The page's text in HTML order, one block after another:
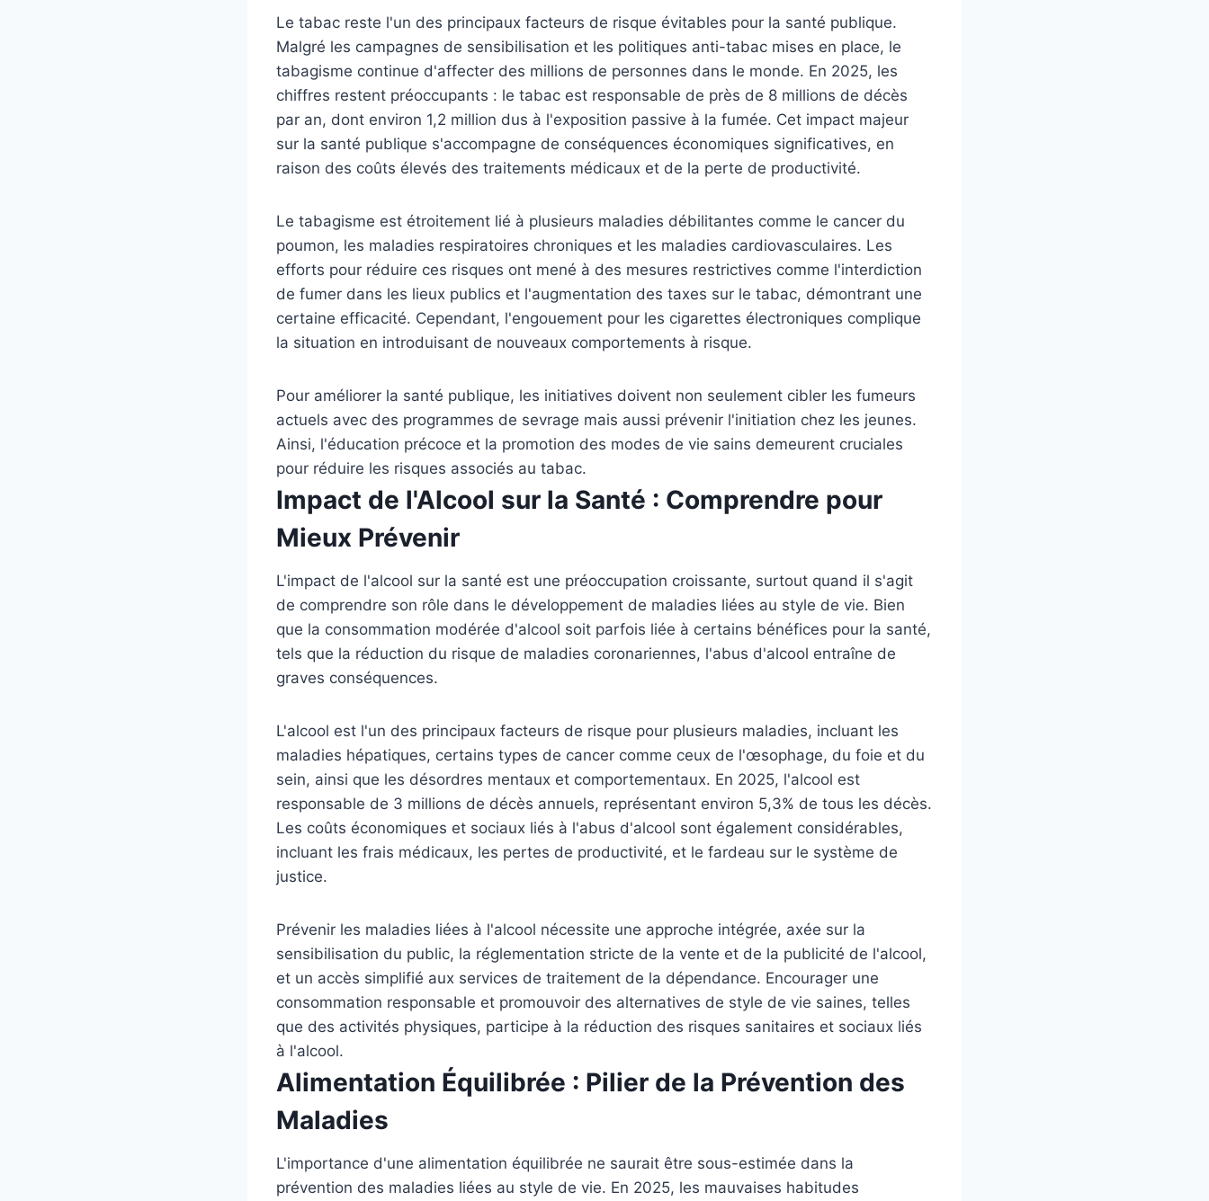
Le tabac reste l'un des principaux facteurs de risque évitables pour la santé publique.
Malgré les campagnes de sensibilisation et les politiques anti-tabac mises en place, le
tabagisme continue d'affecter des millions de personnes dans le monde. En 2025, les
chiffres restent préoccupants : le tabac est responsable de près de 8 millions de décès
par an, dont environ 1,2 million dus à l'exposition passive à la fumée. Cet impact majeur
sur la santé publique s'accompagne de conséquences économiques significatives, en
raison des coûts élevés des traitements médicaux et de la perte de productivité.
Le tabagisme est étroitement lié à plusieurs maladies débilitantes comme le cancer du
poumon, les maladies respiratoires chroniques et les maladies cardiovasculaires. Les
efforts pour réduire ces risques ont mené à des mesures restrictives comme l'interdiction
de fumer dans les lieux publics et l'augmentation des taxes sur le tabac, démontrant une
certaine efficacité. Cependant, l'engouement pour les cigarettes électroniques complique
la situation en introduisant de nouveaux comportements à risque.
Pour améliorer la santé publique, les initiatives doivent non seulement cibler les fumeurs
actuels avec des programmes de sevrage mais aussi prévenir l'initiation chez les jeunes.
Ainsi, l'éducation précoce et la promotion des modes de vie sains demeurent cruciales
pour réduire les risques associés au tabac.
Impact de l'Alcool sur la Santé : Comprendre pour
Mieux Prévenir
L'impact de l'alcool sur la santé est une préoccupation croissante, surtout quand il s'agit
de comprendre son rôle dans le développement de maladies liées au style de vie. Bien
que la consommation modérée d'alcool soit parfois liée à certains bénéfices pour la santé,
tels que la réduction du risque de maladies coronariennes, l'abus d'alcool entraîne de
graves conséquences.
L'alcool est l'un des principaux facteurs de risque pour plusieurs maladies, incluant les
maladies hépatiques, certains types de cancer comme ceux de l'œsophage, du foie et du
sein, ainsi que les désordres mentaux et comportementaux. En 2025, l'alcool est
responsable de 3 millions de décès annuels, représentant environ 5,3% de tous les décès.
Les coûts économiques et sociaux liés à l'abus d'alcool sont également considérables,
incluant les frais médicaux, les pertes de productivité, et le fardeau sur le système de
justice.
Prévenir les maladies liées à l'alcool nécessite une approche intégrée, axée sur la
sensibilisation du public, la réglementation stricte de la vente et de la publicité de l'alcool,
et un accès simplifié aux services de traitement de la dépendance. Encourager une
consommation responsable et promouvoir des alternatives de style de vie saines, telles
que des activités physiques, participe à la réduction des risques sanitaires et sociaux liés
à l'alcool.
Alimentation Équilibrée : Pilier de la Prévention des
Maladies
L'importance d'une alimentation équilibrée ne saurait être sous-estimée dans la
prévention des maladies liées au style de vie. En 2025, les mauvaises habitudes